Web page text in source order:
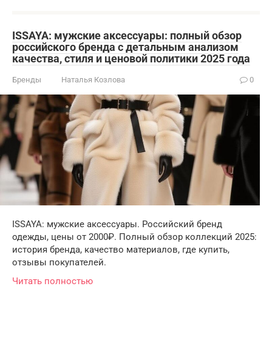
ISSAYA: мужские аксессуары: полный обзор
российского бренда с детальным анализом
качества, стиля и ценовой политики 2025 года
Бренды Наталья Козлова 0
ISSAYA: мужские аксессуары. Российский бренд
одежды, цены от 2000₽. Полный обзор коллекций 2025:
история бренда, качество материалов, где купить,
отзывы покупателей.
Читать полностью